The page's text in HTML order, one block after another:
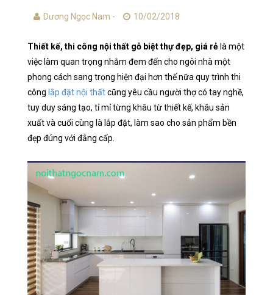
Dương Ngọc Nam - 10/02/2018
Thiết kế, thi công nội thất gỗ biệt thự đẹp, giá rẻ là một
việc làm quan trọng nhằm đem đến cho ngôi nhà một
phong cách sang trọng hiện đại hơn thế nữa quy trình thi
công lắp đặt nội thấtcũng yêu cầu người thợ có tay nghề,
tuy duy sáng tạo, tỉ mỉ từng khâu từ thiết kế, khâu sản
xuất và cuối cùng là lắp đặt, làm sao cho sản phẩm bền
đẹp đúng với đẳng cấp.